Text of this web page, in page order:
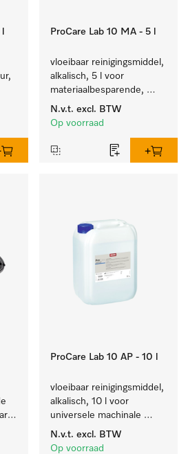
ProCare Lab 10 MA - 5 l
vloeibaar reinigingsmiddel,
alkalisch, 5 l voor
materiaalbesparende,
machinale reiniging van
laboratoriumglasw. en -
N.v.t. excl. BTW
Op voorraad
ProCare Lab 10 AP - 10 l
vloeibaar reinigingsmiddel,
alkalisch, 10 l voor
universele machinale
reiniging van
laboratoriumglaswerk en -
N.v.t. excl. BTW
Op voorraad